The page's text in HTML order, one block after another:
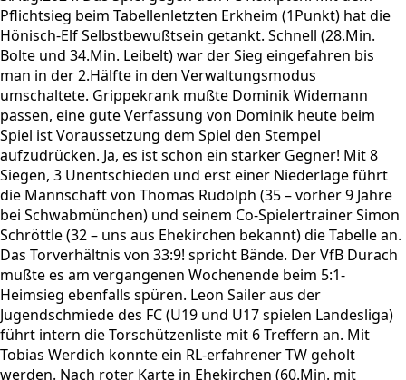
Pflichtsieg beim Tabellenletzten Erkheim (1Punkt) hat die
Hönisch-Elf Selbstbewußtsein getankt. Schnell (28.Min.
Bolte und 34.Min. Leibelt) war der Sieg eingefahren bis
man in der 2.Hälfte in den Verwaltungsmodus
umschaltete. Grippekrank mußte Dominik Widemann
passen, eine gute Verfassung von Dominik heute beim
Spiel ist Voraussetzung dem Spiel den Stempel
aufzudrücken. Ja, es ist schon ein starker Gegner! Mit 8
Siegen, 3 Unentschieden und erst einer Niederlage führt
die Mannschaft von Thomas Rudolph (35 – vorher 9 Jahre
bei Schwabmünchen) und seinem Co-Spielertrainer Simon
Schröttle (32 – uns aus Ehekirchen bekannt) die Tabelle an.
Das Torverhältnis von 33:9! spricht Bände. Der VfB Durach
mußte es am vergangenen Wochenende beim 5:1-
Heimsieg ebenfalls spüren. Leon Sailer aus der
Jugendschmiede des FC (U19 und U17 spielen Landesliga)
führt intern die Torschützenliste mit 6 Treffern an. Mit
Tobias Werdich konnte ein RL-erfahrener TW geholt
werden. Nach roter Karte in Ehekirchen (60.Min. mit